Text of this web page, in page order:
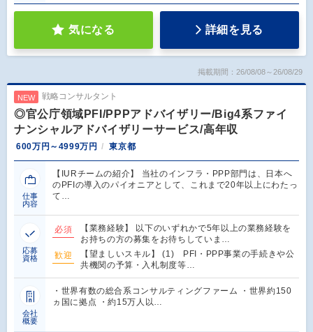
気になる 詳細を見る
掲載期間：26/08/08～26/08/29
NEW 戦略コンサルタント
◎官公庁領域PFI/PPPアドバイザリー/Big4系ファイ
ナンシャルアドバイザリーサービス/高年収
600万円～4999万円 東京都
仕事
内容
【IURチームの紹介】 当社のインフラ・PPP部門は、日本へ
のPFIの導入のパイオニアとして、これまで20年以上にわたっ
て…
応募
資格
必須
【業務経験】 以下のいずれかで5年以上の業務経験を
お持ちの方の募集をお待ちしていま…
歓迎
【望ましいスキル】 (1) PFI・PPP事業の手続きや公
共機関の予算・入札制度等…
会社
概要
・世界有数の総合系コンサルティングファーム ・世界約150
ヵ国に拠点 ・約15万人以…